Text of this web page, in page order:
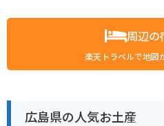
周辺の
楽天トラベルで地図
広島県の人気お土産